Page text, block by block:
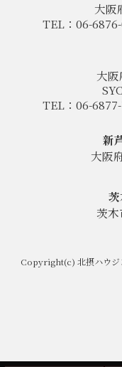
大阪
TEL：06-
大
TEL：06-
新
大阪
茨
Copyright(c) 北摂ハウジ